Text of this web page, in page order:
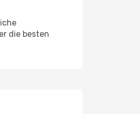
die besten